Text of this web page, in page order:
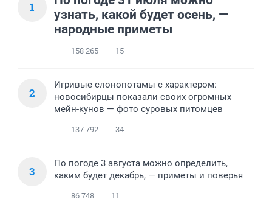
1
узнать, какой будет осень, —
народные приметы
158 265 15
2
Игривые слонопотамы с характером:
новосибирцы показали своих огромных
мейн-кунов — фото суровых питомцев
137 792 34
3
По погоде 3 августа можно определить,
каким будет декабрь, — приметы и поверья
86 748 11